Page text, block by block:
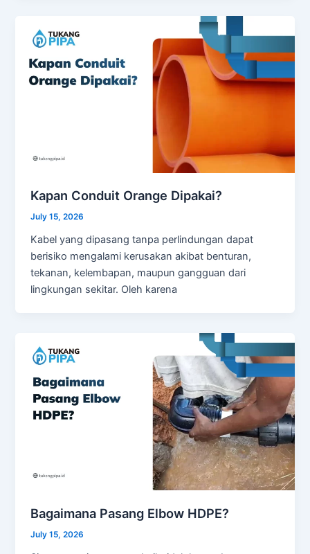
Kapan Conduit Orange Dipakai?
July 15, 2026
Kabel yang dipasang tanpa perlindungan dapat
berisiko mengalami kerusakan akibat benturan,
tekanan, kelembapan, maupun gangguan dari
lingkungan sekitar. Oleh karena
Bagaimana Pasang Elbow HDPE?
July 15, 2026